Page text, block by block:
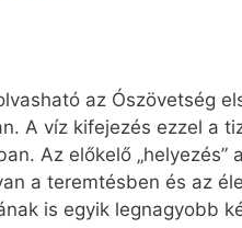
az Ószövetség
A víz kifejezés ezzel a
Az előkelő „helyezés”
a teremtésben és az
is egyik legnagyobb